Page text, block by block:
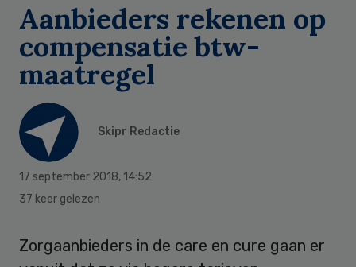
Aanbieders rekenen op
compensatie btw-
maatregel
Skipr Redactie
17 september 2018, 14:52
37 keer gelezen
Zorgaanbieders in de care en cure gaan er